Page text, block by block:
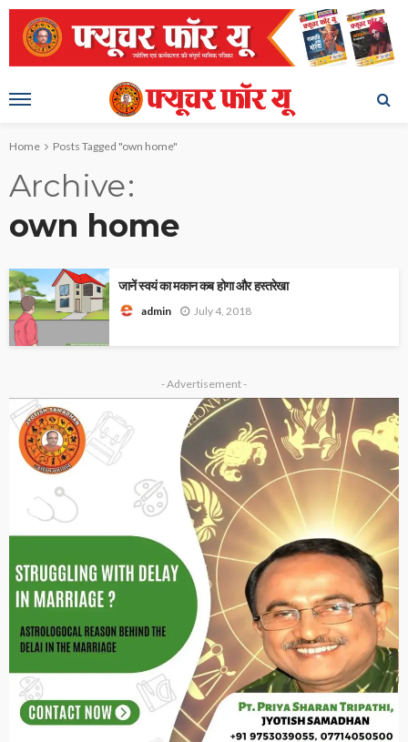
Home Posts Tagged "own home"
Archive
own home
जानें स्वयं का मकान कब होगा और हस्तरेखा
admin July 4, 2018
- Advertisement -